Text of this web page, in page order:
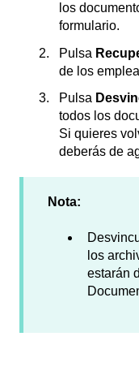
los
formulario.
Pulsa
de los
Pulsa
todos los
Si quieres
deberás de
Nota:
los
estarán